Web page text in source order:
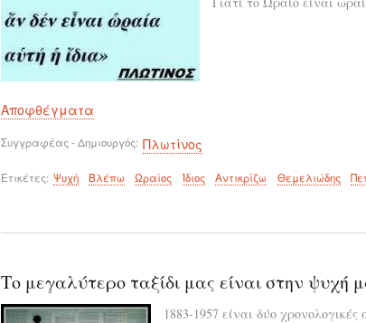
Αποφθέγματα
Συγγραφέας - Δημιουργός Πλωτίνος
Ετικέτες Ψυχή Βλέπω Ωραίος Ίδιος Αντικρίζω Θεμελιώδης
Το μεγαλύτερο ταξίδι μας είναι στην ψυχή
1883-1957 είναι δύο